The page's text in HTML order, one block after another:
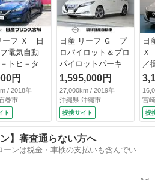
ーフ Ｘ 日
電気自動
トヒ－タ
オーナー
－ジェンシ
キ フルセ
バックカ
ルーズコン
ル ＥＴＣ
ライト フル
アコン レ
円
/ 2018年
巻市
ト
日産 リーフ Ｇ プ
ロパイロット＆プロ
パイロットパーキン
グ【充電ケーブル付
き】日産コネクトナ
ビ／アラウンドビュ
ーモニター、ＥＴ
Ｃ、純正ドライブレ
コーダー、シートヒ
ーター【防錆未施
工】 （車検整備
1,595,000円
27,000km / 2019年
沖縄県 沖縄市
提携サイト
日
Ｘ
／
キ
ン
ビ
Ｅ
ド
ビ
ー
宮
提
ン】審査通らない方へ
ーンは税金・車検の支払いも含んでいる